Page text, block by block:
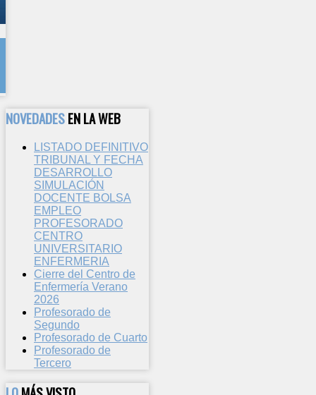
NOVEDADESEN LA WEB
LISTADO DEFINITIVO
TRIBUNAL Y FECHA
DESARROLLO
SIMULACIÓN
DOCENTE BOLSA
EMPLEO
PROFESORADO
CENTRO
UNIVERSITARIO
ENFERMERIA
Cierre del Centro de
Enfermería Verano
2026
Profesorado de
Segundo
Profesorado de Cuarto
Profesorado de
Tercero